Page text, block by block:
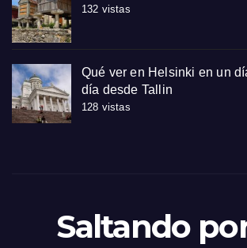
132 vistas
Qué ver en Helsinki en un
día desde Tallin
128 vistas
Saltando